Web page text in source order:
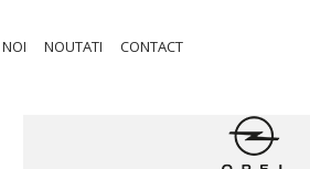
NOUTATI CONTACT